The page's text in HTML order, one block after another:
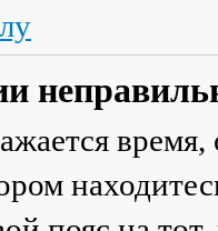
время,